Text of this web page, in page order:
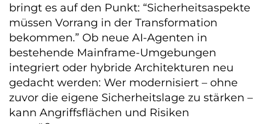
bringt es auf den Punkt: “Sicherheitsaspekte
müssen Vorrang in der Transformation
bekommen.” Ob neue AI-Agenten in
bestehende Mainframe-Umgebungen
integriert oder hybride Architekturen neu
gedacht werden: Wer modernisiert – ohne
zuvor die eigene Sicherheitslage zu stärken –
kann Angriffsflächen und Risiken